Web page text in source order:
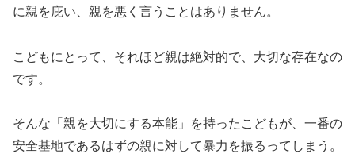
に親を庇い、親を悪く言うことはありません。
こどもにとって、それほど親は絶対的で、大切な存在なの
です。
そんな「親を大切にする本能」を持ったこどもが、一番の
安全基地であるはずの親に対して暴力を振るってしまう。